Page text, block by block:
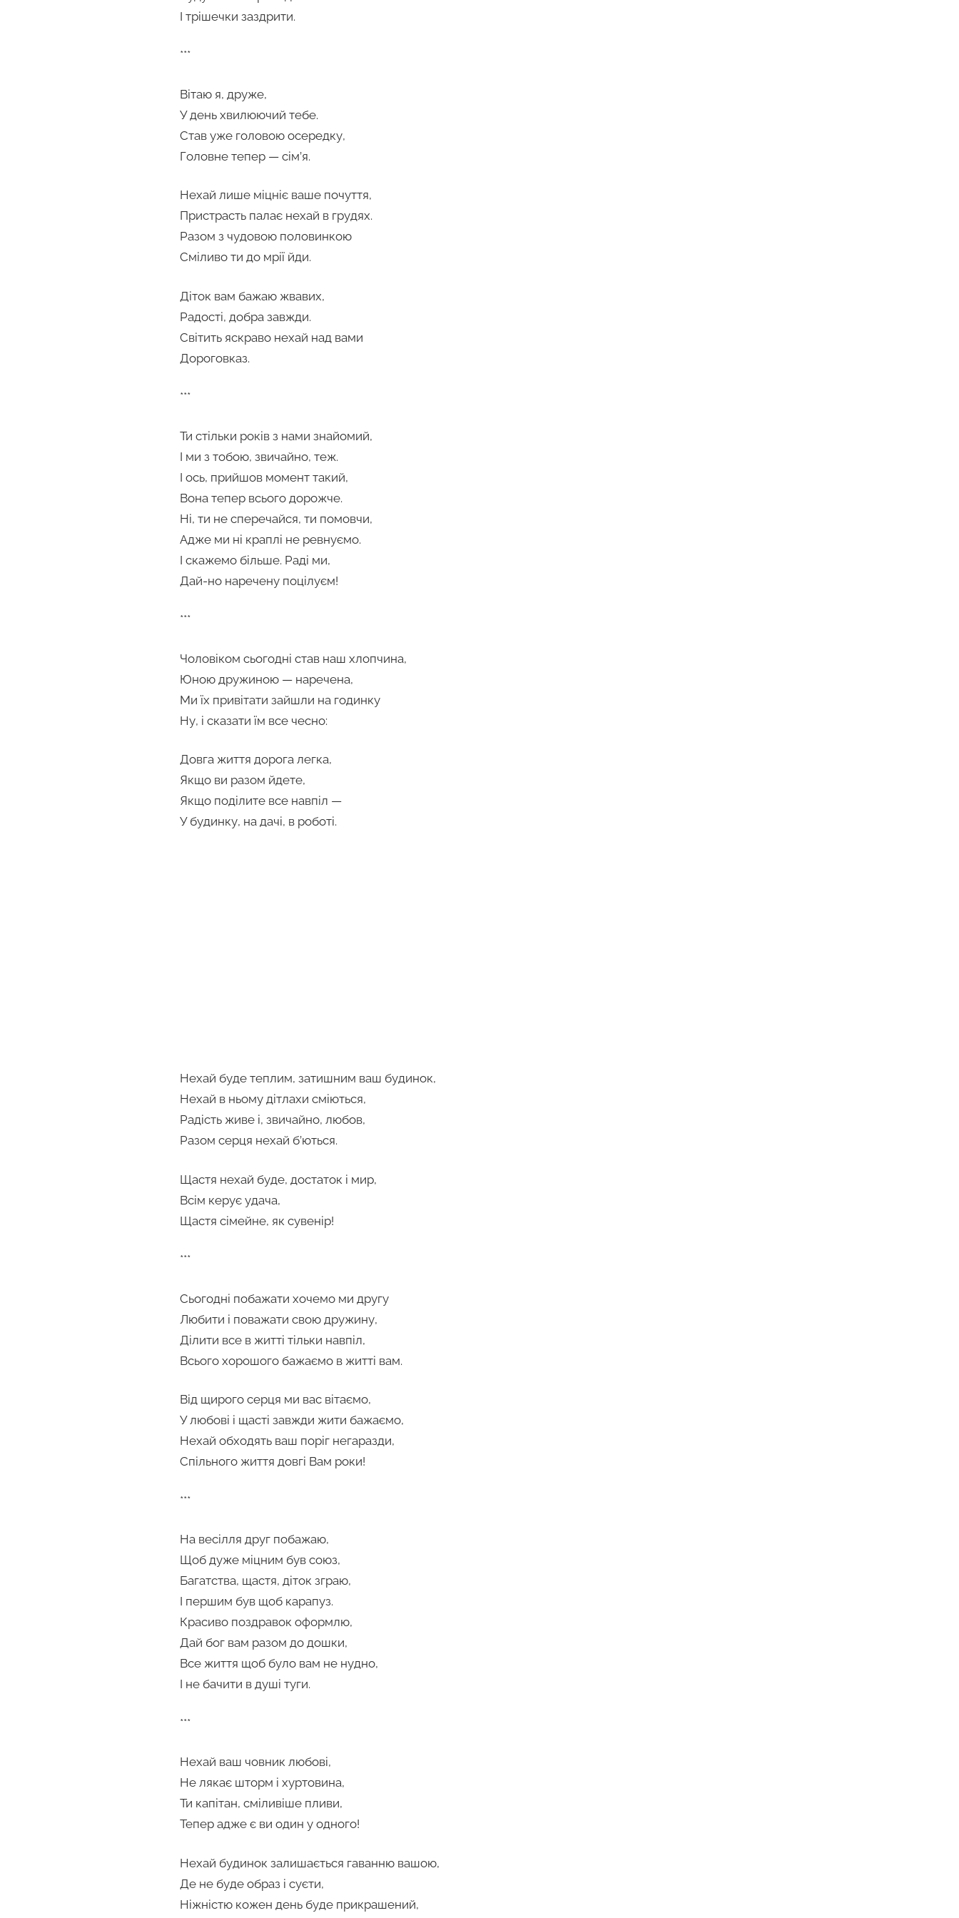
І трішечки заздрити.
***
Вітаю я, друже,
У день хвилюючий тебе.
Став уже головою осередку,
Головне тепер — сім’я.
Нехай лише міцніє ваше почуття,
Пристрасть палає нехай в грудях.
Разом з чудовою половинкою
Сміливо ти до мрії йди.
Діток вам бажаю жвавих,
Радості, добра завжди.
Світить яскраво нехай над вами
Дороговказ.
***
Ти стільки років з нами знайомий,
І ми з тобою, звичайно, теж.
І ось, прийшов момент такий,
Вона тепер всього дорожче.
Ні, ти не сперечайся, ти помовчи,
Адже ми ні краплі не ревнуємо.
І скажемо більше. Раді ми,
Дай-но наречену поцілуєм!
***
Чоловіком сьогодні став наш хлопчина,
Юною дружиною — наречена,
Ми їх привітати зайшли на годинку
Ну, і сказати їм все чесно:
Довга життя дорога легка,
Якщо ви разом йдете,
Якщо поділите все навпіл —
У будинку, на дачі, в роботі.
Нехай буде теплим, затишним ваш будинок,
Нехай в ньому дітлахи сміються,
Радість живе і, звичайно, любов,
Разом серця нехай б’ються.
Щастя нехай буде, достаток і мир,
Всім керує удача,
Щастя сімейне, як сувенір!
***
Сьогодні побажати хочемо ми другу
Любити і поважати свою дружину,
Ділити все в житті тільки навпіл,
Всього хорошого бажаємо в житті вам.
Від щирого серця ми вас вітаємо,
У любові і щасті завжди жити бажаємо,
Нехай обходять ваш поріг негаразди,
Спільного життя довгі Вам роки!
***
На весілля друг побажаю,
Щоб дуже міцним був союз,
Багатства, щастя, діток зграю,
І першим був щоб карапуз.
Красиво поздравок оформлю,
Дай бог вам разом до дошки,
Все життя щоб було вам не нудно,
І не бачити в душі туги.
***
Нехай ваш човник любові,
Не лякає шторм і хуртовина,
Ти капітан, сміливіше пливи,
Тепер адже є ви один у одного!
Нехай будинок залишається гаванню вашою,
Де не буде образ і суєти,
Ніжністю кожен день буде прикрашений,